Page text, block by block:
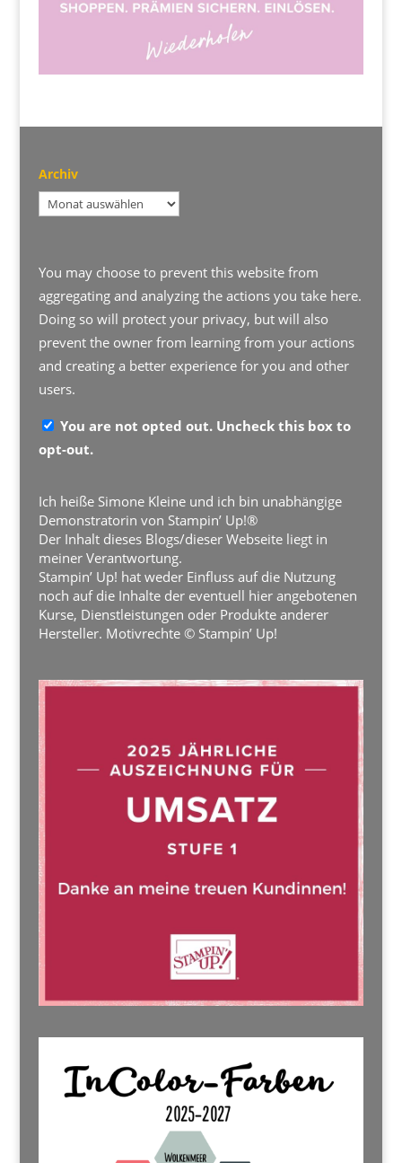
Archiv
Archiv
You may choose to prevent this website from
aggregating and analyzing the actions you take here.
Doing so will protect your privacy, but will also
prevent the owner from learning from your actions
and creating a better experience for you and other
users.
You are not opted out. Uncheck this box to
opt-out.
Ich heiße Simone Kleine und ich bin unabhängige
Demonstratorin von Stampin’ Up!®
Der Inhalt dieses Blogs/dieser Webseite liegt in
meiner Verantwortung.
Stampin’ Up! hat weder Einfluss auf die Nutzung
noch auf die Inhalte der eventuell hier angebotenen
Kurse, Dienstleistungen oder Produkte anderer
Hersteller. Motivrechte © Stampin’ Up!